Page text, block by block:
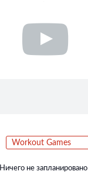
Workout Games
Ничего не запланировано